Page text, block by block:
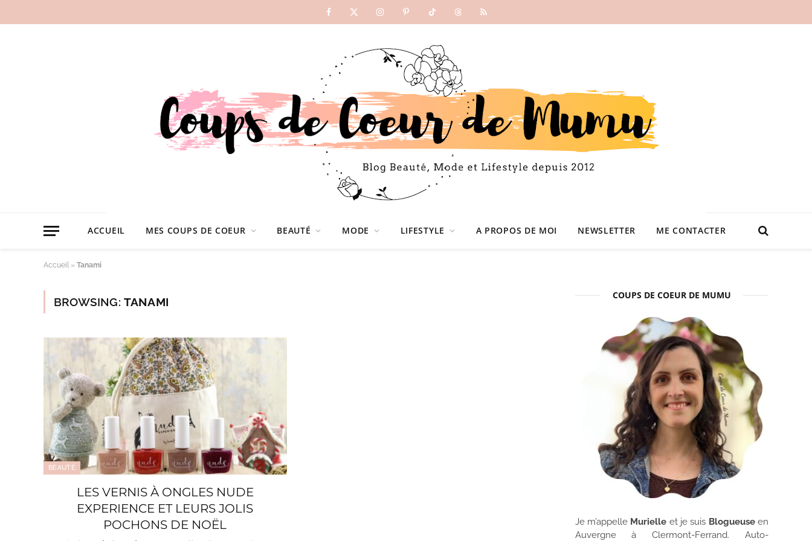
Facebook
X
InstagramPinterestTikTokThreadsRSS
ACCUEIL MES COUPS DE COEUR BEAUTÉ MODE LIFESTYLE A PROPOS DE MOI NEWSLETTER ME CONTACTER
Accueil » Tanami
BROWSING: TANAMI
BEAUTÉ
LES VERNIS À ONGLES NUDE
EXPERIENCE ET LEURS JOLIS
POCHONS DE NOËL
COUPS DE COEUR DE MUMU
Je m’appelle Murielle et je suis Blogueuseen
Auvergne à Clermont-Ferrand. Auto-